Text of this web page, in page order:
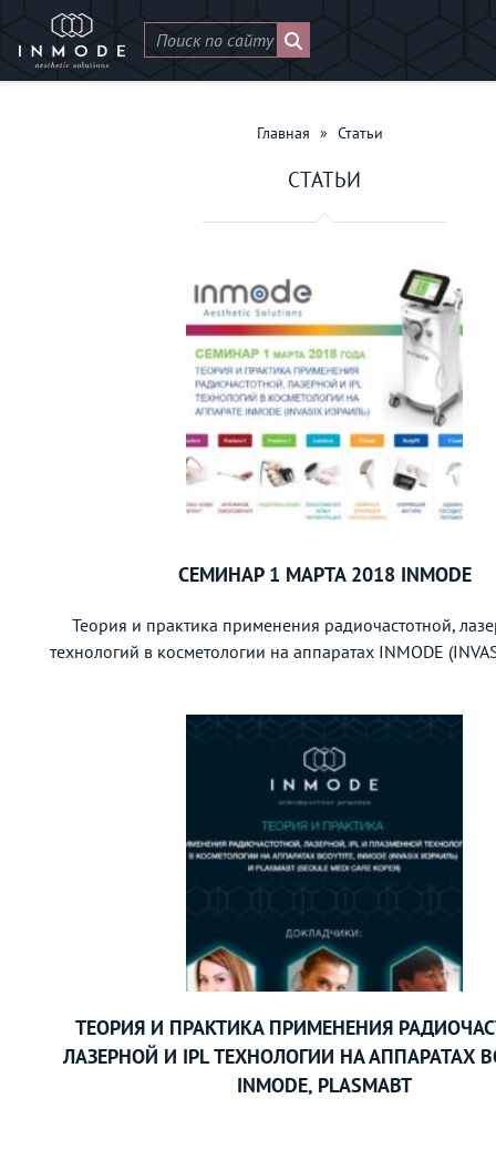
Главная » Статьи
СТАТЬИ
СЕМИНАР 1 МАРТА 2018 INMODE
Теория и практика применения радиочастотной,
технологий в косметологии на аппаратах INMODE
ТЕОРИЯ И ПРАКТИКА ПРИМЕНЕНИЯ
ЛАЗЕРНОЙ И IPL ТЕХНОЛОГИИ НА АППАРАТАХ
INMODE, PLASMABT